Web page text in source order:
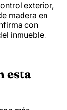
exterior,
madera en
con
inmueble.
esta